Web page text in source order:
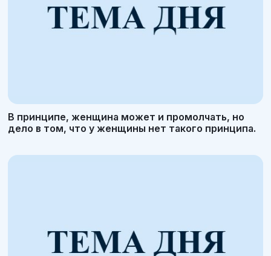
В принципе, женщина может и промолчать, но
дело в том, что у женщины нет такого принципа.